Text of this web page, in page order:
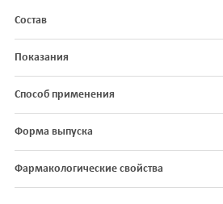
Состав
Показания
Способ применения
Форма выпуска
Фармакологические свойства